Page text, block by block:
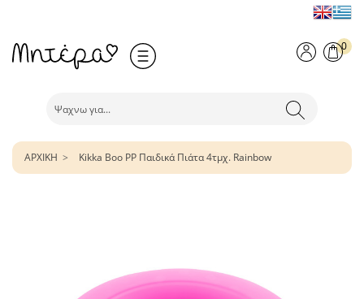
0
ΑΡΧΙΚΗ Kikka Boo PP Παιδικά Πιάτα 4τμχ. Rainbow